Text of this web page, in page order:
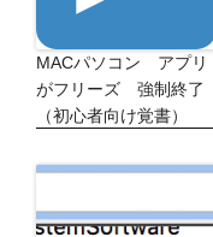
MACパソコン アプリ
がフリーズ 強制終了
（初心者向け覚書）